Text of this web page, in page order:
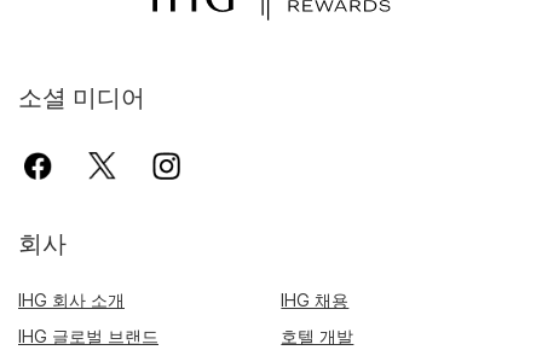
소셜 미디어
회사
IHG 회사 소개
IHG 채용
IHG 글로벌 브랜드
호텔 개발